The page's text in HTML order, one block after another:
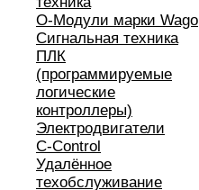
O-Модули марки Wago
Сигнальная техника
ПЛК
(программируемые
логические
контроллеры)
Электродвигатели
C-Control
Удалённое
техобслуживание